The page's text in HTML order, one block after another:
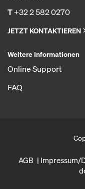
T+32 2 582 0270
JETZT KONTAKTIEREN
Weitere Informationen
Online Support
FAQ
AGB Impressum/